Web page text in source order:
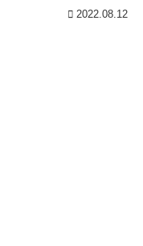
2022.08.12